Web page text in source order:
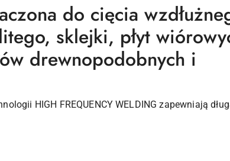
do cięcia
sklejki, płyt
drewnopodobnych i
HIGH FREQUENCY WELDING zapewniają